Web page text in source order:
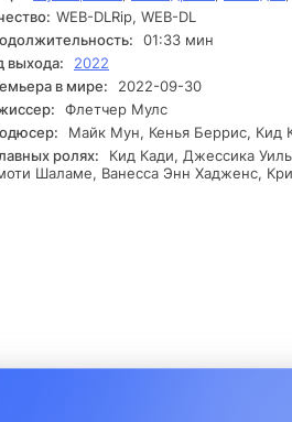
глубже, чем он думал, и ситуация
должны решить, готовы ли они
потерять.
WEB-DLRip, WEB-DL
01:33 мин
выхода:
2022
в мире:
2022-09-30
Флетчер Мулс
Майк Мун, Кенья Беррис, Кид
ролях:
Кид Кади, Джессика
Шаламе, Ванесса Энн Хадженс,